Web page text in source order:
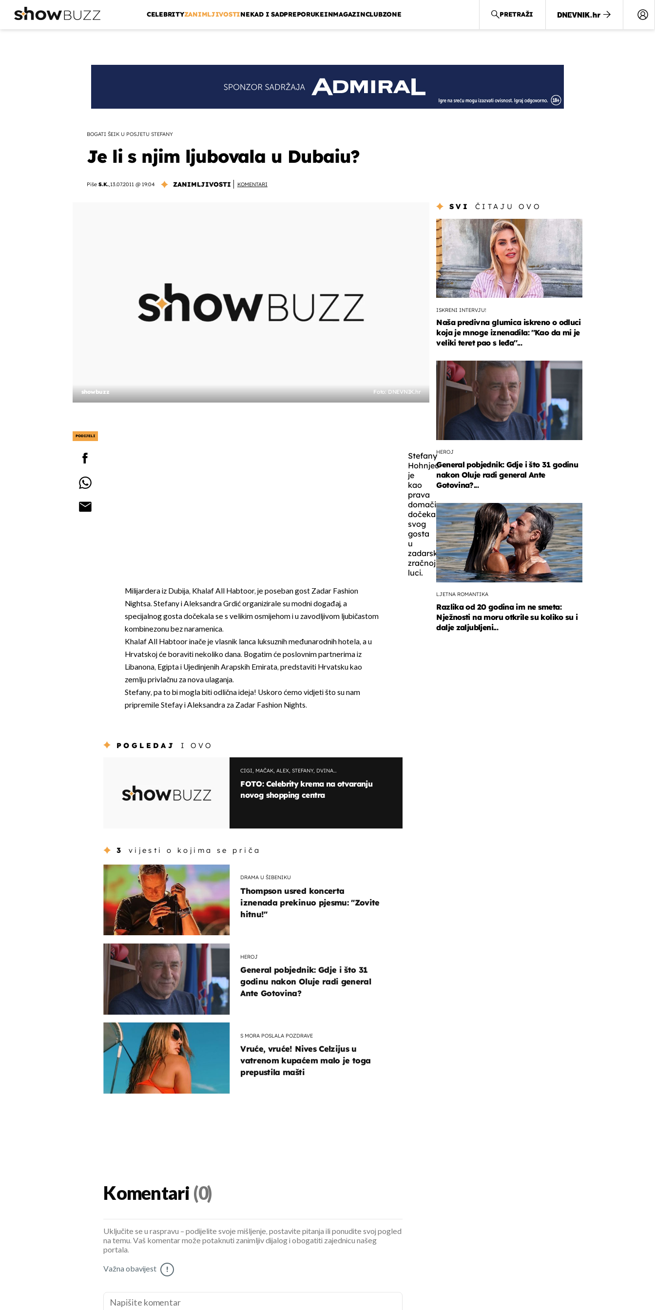
CELEBRITYZANIMLJIVOSTINEKAD I SADPREPORUKEINMAGAZINCLUBZONE PRETRAŽI
BOGATI ŠEIK U POSJETU STEFANY
Je li s njim ljubovala u Dubaiu?
Piše S.K.,13.07.2011 @ 19:04 ZANIMLJIVOSTI KOMENTARI
showbuzz Foto: DNEVNIK.hr
PODIJELI
Stefany
Hohnjec
je
kao
prava
domačica
dočekala
svog
gosta
u
zadarskoj
zračnoj
luci.
Milijardera iz Dubija, Khalaf All Habtoor, je poseban gost Zadar Fashion
Nightsa. Stefany i Aleksandra Grdić organizirale su modni događaj, a
specijalnog gosta dočekala se s velikim osmijehom i u zavodljivom ljubičastom
kombinezonu bez naramenica.
Khalaf All Habtoor inače je vlasnik lanca luksuznih međunarodnih hotela, a u
Hrvatskoj će boraviti nekoliko dana. Bogatim će poslovnim partnerima iz
Libanona, Egipta i Ujedinjenih Arapskih Emirata, predstaviti Hrvatsku kao
zemlju privlačnu za nova ulaganja.
Stefany, pa to bi mogla biti odlična ideja! Uskoro ćemo vidjeti što su nam
pripremile Stefay i Aleksandra za Zadar Fashion Nights.
POGLEDAJ I OVO
CIGI, MAČAK, ALEX, STEFANY, DVINA…
FOTO: Celebrity krema na otvaranju
novog shopping centra
3 vijesti o kojima se priča
DRAMA U ŠIBENIKU
Thompson usred koncerta
iznenada prekinuo pjesmu: "Zovite
hitnu!"
HEROJ
General pobjednik: Gdje i što 31
godinu nakon Oluje radi general
Ante Gotovina?
S MORA POSLALA POZDRAVE
Vruće, vruće! Nives Celzijus u
vatrenom kupaćem malo je toga
prepustila mašti
SVI ČITAJU OVO
ISKRENI INTERVJU!
Naša predivna glumica iskreno o odluci
koja je mnoge iznenadila: ''Kao da mi je
veliki teret pao s leđa''...
HEROJ
General pobjednik: Gdje i što 31 godinu
nakon Oluje radi general Ante
Gotovina?...
LJETNA ROMANTIKA
Razlika od 20 godina im ne smeta:
Nježnosti na moru otkrile su koliko su i
dalje zaljubljeni...
Komentari (0)
Uključite se u raspravu – podijelite svoje mišljenje, postavite pitanja ili ponudite svoj pogled
na temu. Vaš komentar može potaknuti zanimljiv dijalog i obogatiti zajednicu našeg
portala.
Važna obavijest !